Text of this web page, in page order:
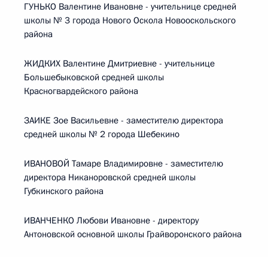
ГУНЬКО Валентине Ивановне - учительнице средней
школы № 3 города Нового Оскола Новооскольского
района
ЖИДКИХ Валентине Дмитриевне - учительнице
Большебыковской средней школы
Красногвардейского района
ЗАИКЕ Зое Васильевне - заместителю директора
средней школы № 2 города Шебекино
ИВАНОВОЙ Тамаре Владимировне - заместителю
директора Никаноровской средней школы
Губкинского района
ИВАНЧЕНКО Любови Ивановне - директору
Антоновской основной школы Грайворонского района